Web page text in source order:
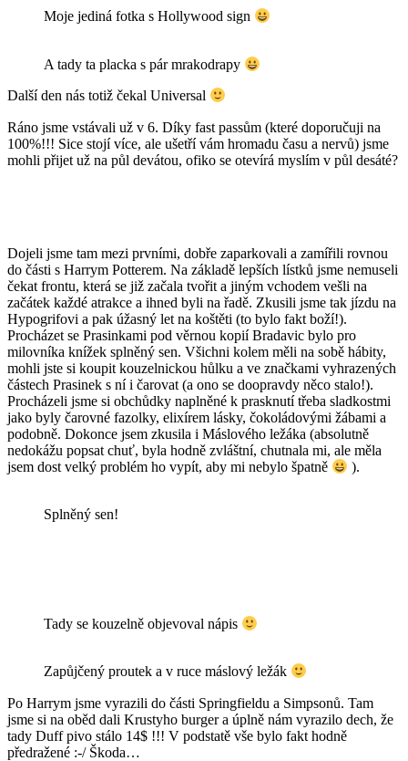
Moje jediná fotka s Hollywood sign
A tady ta placka s pár mrakodrapy
Další den nás totiž čekal Universal
Ráno jsme vstávali už v 6. Díky fast passům (které doporučuji na
100%!!! Sice stojí více, ale ušetří vám hromadu času a nervů) jsme
mohli přijet už na půl devátou, ofiko se otevírá myslím v půl desáté?
Dojeli jsme tam mezi prvními, dobře zaparkovali a zamířili rovnou
do části s Harrym Potterem. Na základě lepších lístků jsme nemuseli
čekat frontu, která se již začala tvořit a jiným vchodem vešli na
začátek každé atrakce a ihned byli na řadě. Zkusili jsme tak jízdu na
Hypogrifovi a pak úžasný let na koštěti (to bylo fakt boží!).
Procházet se Prasinkami pod věrnou kopií Bradavic bylo pro
milovníka knížek splněný sen. Všichni kolem měli na sobě hábity,
mohli jste si koupit kouzelnickou hůlku a ve značkami vyhrazených
částech Prasinek s ní i čarovat (a ono se doopravdy něco stalo!).
Procházeli jsme si obchůdky naplněné k prasknutí třeba sladkostmi
jako byly čarovné fazolky, elixírem lásky, čokoládovými žábami a
podobně. Dokonce jsem zkusila i Máslového ležáka (absolutně
nedokážu popsat chuť, byla hodně zvláštní, chutnala mi, ale měla
jsem dost velký problém ho vypít, aby mi nebylo špatně
).
Splněný sen!
Tady se kouzelně objevoval nápis
Zapůjčený proutek a v ruce máslový ležák
Po Harrym jsme vyrazili do části Springfieldu a Simpsonů. Tam
jsme si na oběd dali Krustyho burger a úplně nám vyrazilo dech, že
tady Duff pivo stálo 14$ !!! V podstatě vše bylo fakt hodně
předražené :-/ Škoda…